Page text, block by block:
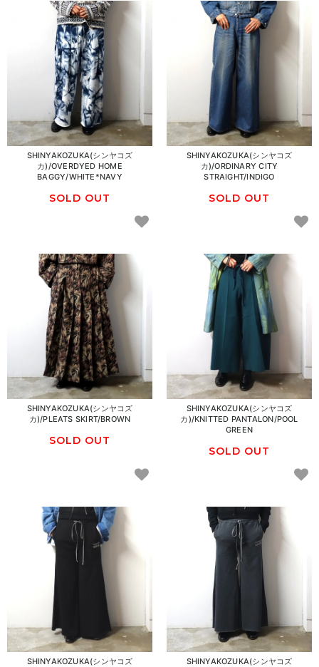
SHINYAKOZUKA(シンヤコズ
カ)/OVERDYED HOME
BAGGY/WHITE*NAVY
SOLD OUT
SHINYAKOZUKA(シンヤコズ
カ)/ORDINARY CITY
STRAIGHT/INDIGO
SOLD OUT
SHINYAKOZUKA(シンヤコズ
カ)/PLEATS SKIRT/BROWN
SOLD OUT
SHINYAKOZUKA(シンヤコズ
カ)/KNITTED PANTALON/POOL
GREEN
SOLD OUT
SHINYAKOZUKA(シンヤコズ SHINYAKOZUKA(シンヤコズ